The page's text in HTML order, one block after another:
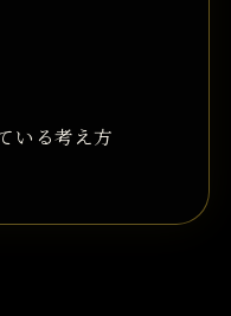
いる考え方